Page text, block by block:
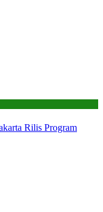
Rilis Program